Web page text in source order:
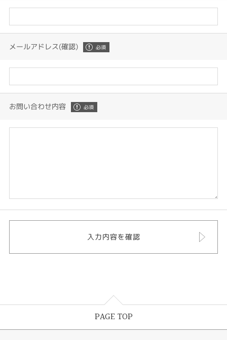
メールアドレス(確認)
お問い合わせ内容
PAGE TOP